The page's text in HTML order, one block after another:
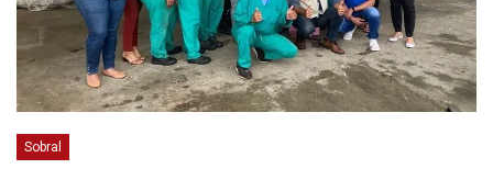
Sobral